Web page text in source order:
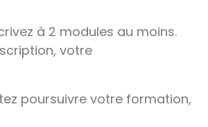
à 2 modules au moins.
votre
poursuivre votre formation,